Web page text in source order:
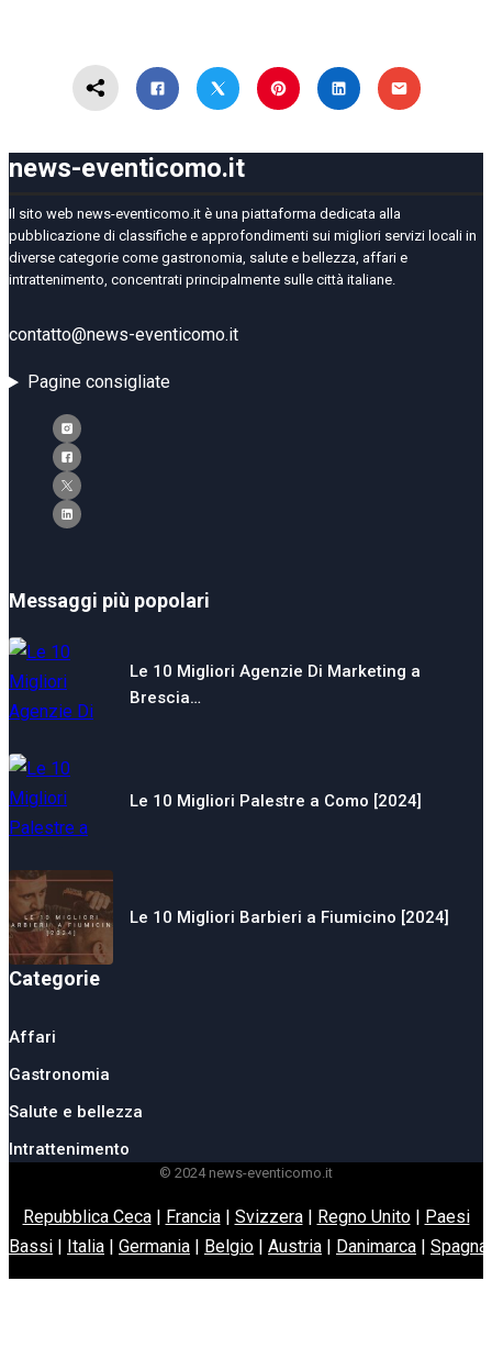
news-eventicomo.it
Il sito web news-eventicomo.it è una piattaforma dedicata alla
pubblicazione di classifiche e approfondimenti sui migliori servizi locali in
diverse categorie come gastronomia, salute e bellezza, affari e
intrattenimento, concentrati principalmente sulle città italiane.
contatto@news-eventicomo.it
Pagine consigliate
Messaggi più popolari
Le 10 Migliori Agenzie Di Marketing a
Brescia…
Le 10 Migliori Palestre a Como [2024]
Le 10 Migliori Barbieri a Fiumicino [2024]
Categorie
Affari
Gastronomia
Salute e bellezza
Intrattenimento
© 2024 news-eventicomo.it
Repubblica Ceca| Francia| Svizzera| Regno Unito|
Paesi
Bassi
Italia Germania Belgio Austria Danimarca Spagna